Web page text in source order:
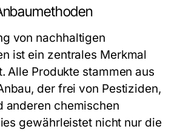
von nachhaltigen
ist ein zentrales Merkmal
Alle Produkte stammen aus
der frei von Pestiziden,
anderen chemischen
gewährleistet nicht nur die